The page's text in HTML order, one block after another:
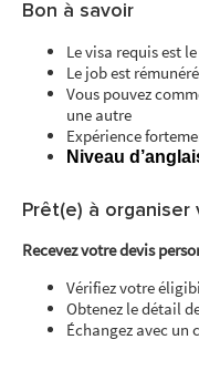
Bon à savoir
Le visa requis est le
Le job est
Vous pouvez
une autre
Expérience
Niveau
Prêt(e) à
Recevez votre devis
Vérifiez votre
Obtenez le détail
Échangez avec un